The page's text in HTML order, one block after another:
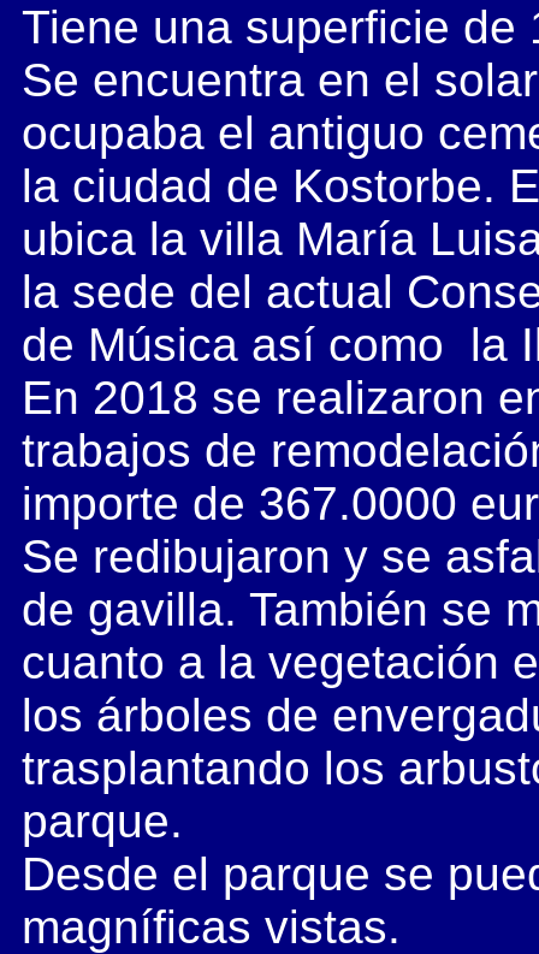
Tiene una superficie de
Se encuentra en el
ocupaba el antiguo
la ciudad de Kostorbe.
ubica la villa María
la sede del actual
de Música así como la
En 2018 se realizaron
trabajos de
importe de 367.0000
Se redibujaron y se
de gavilla. También se
cuanto a la vegetación
los árboles de
trasplantando los
parque.
Desde el parque se
magníficas vistas.